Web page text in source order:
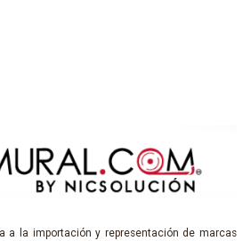
a la importación y representación de marcas